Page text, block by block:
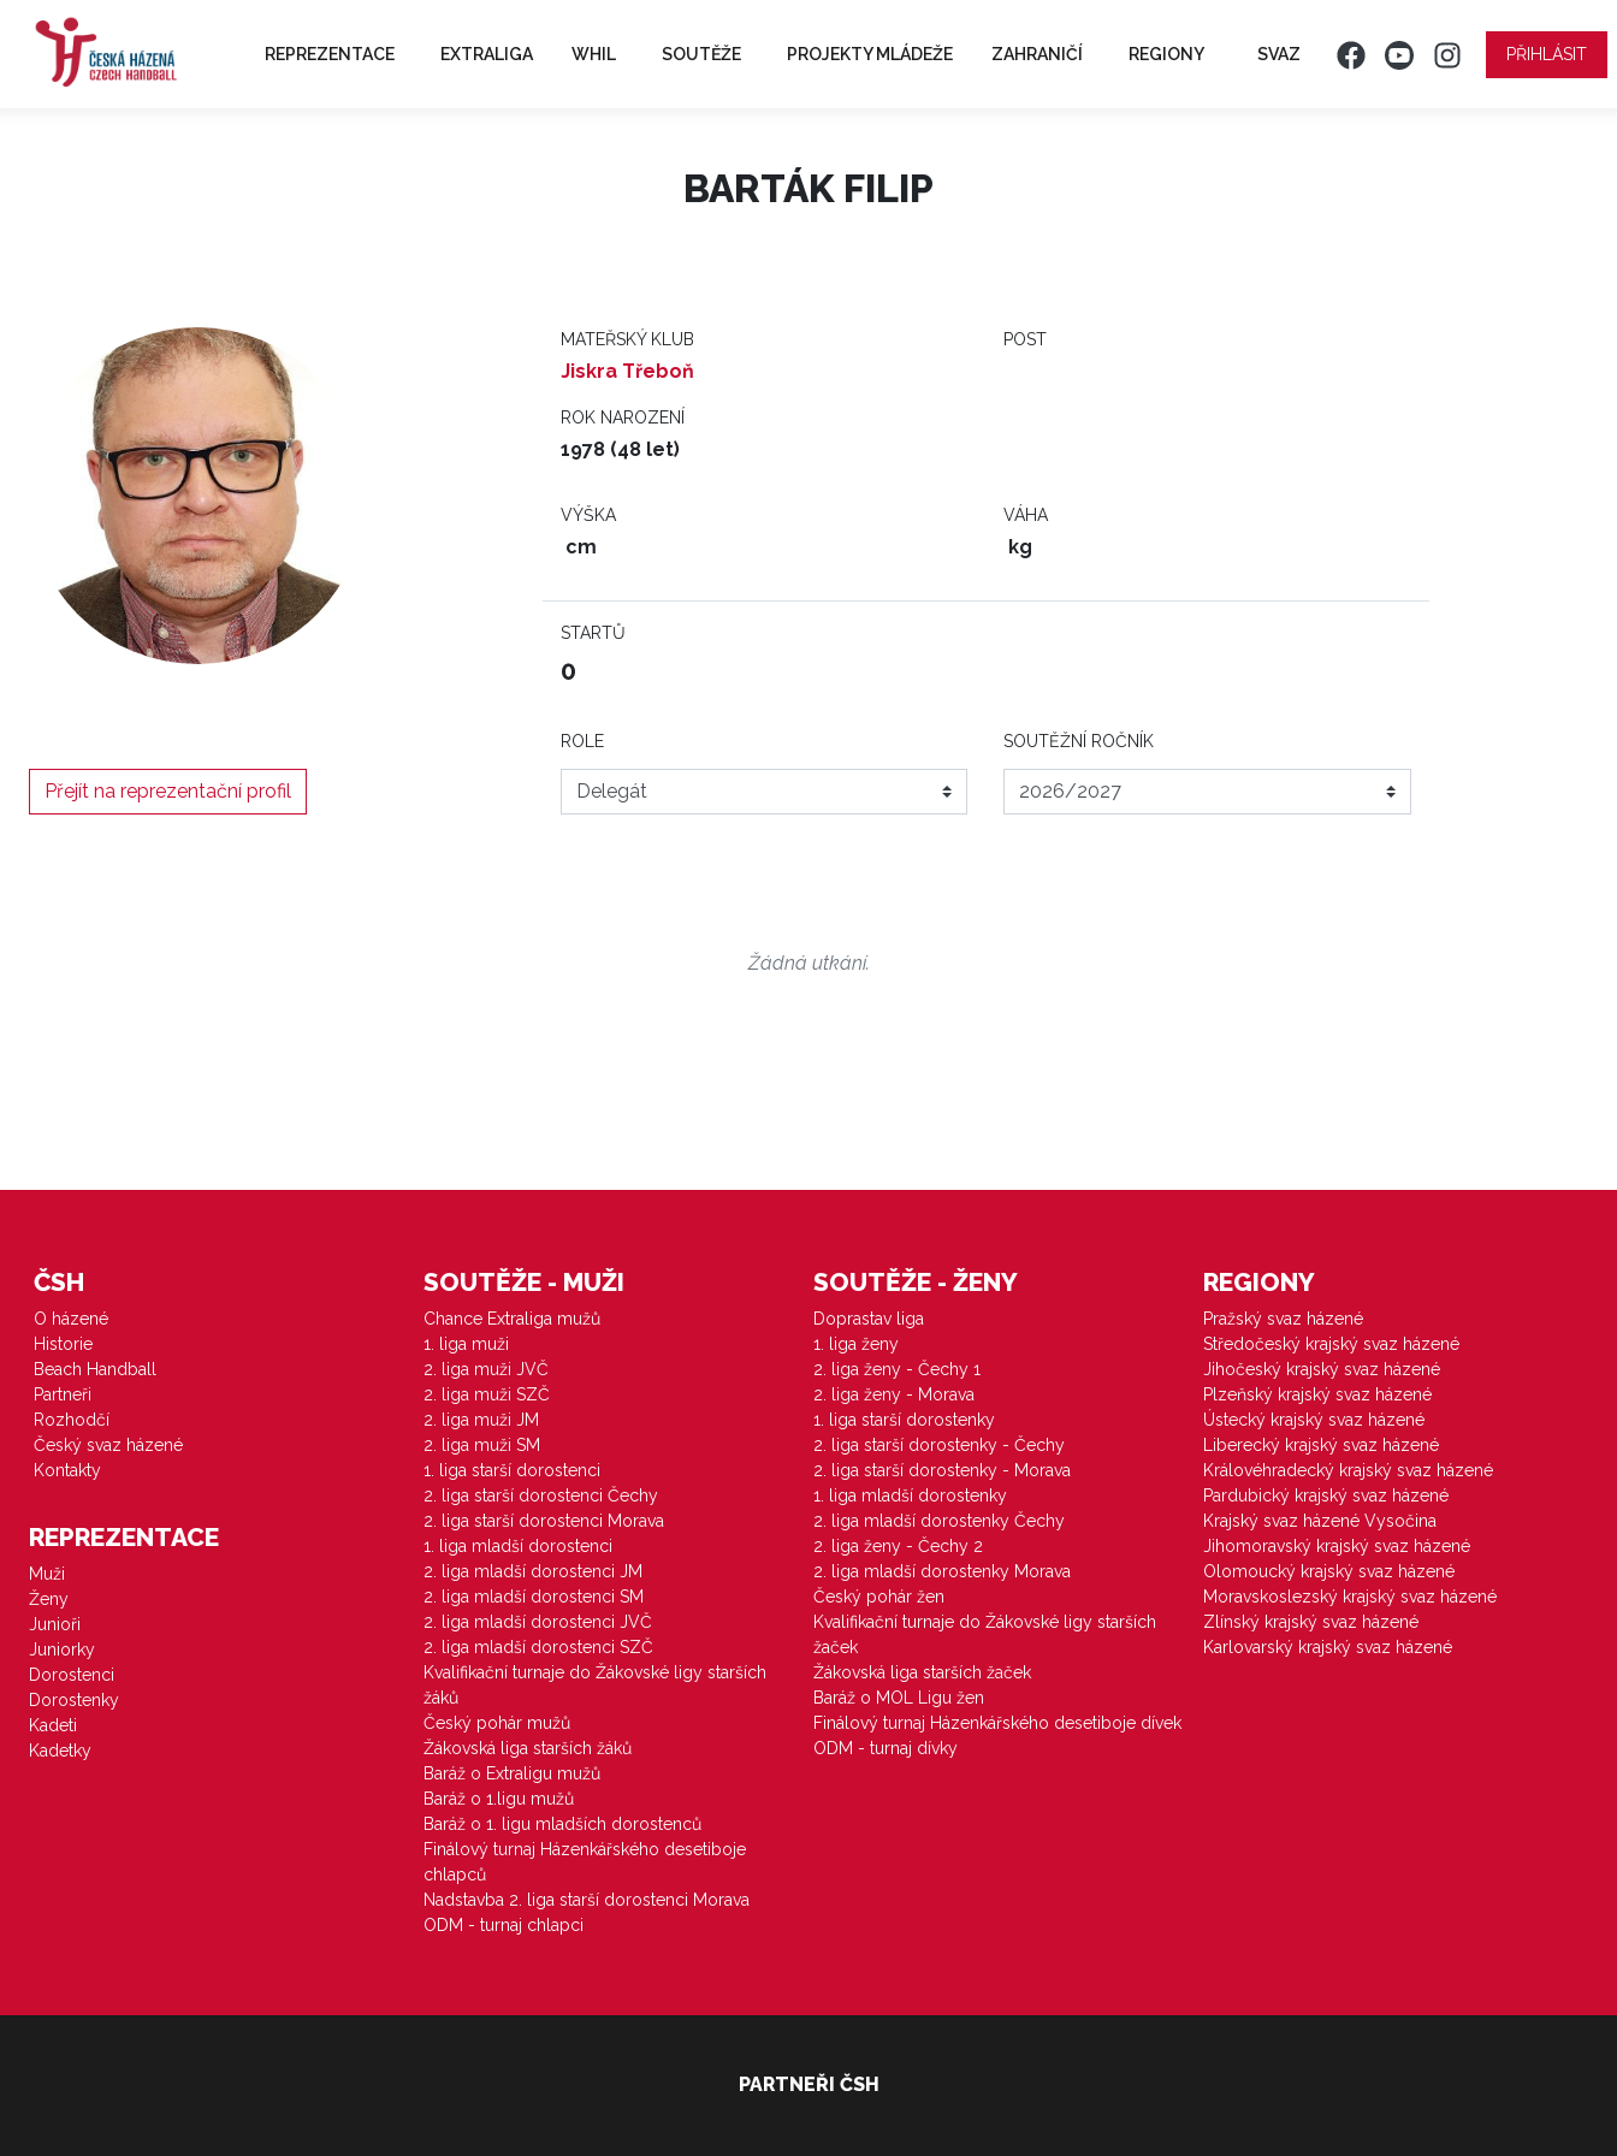
REPREZENTACE EXTRALIGA WHIL SOUTĚŽE PROJEKTY MLÁDEŽE ZAHRANIČÍ REGIONY SVAZ PŘIHLÁSIT
BARTÁK FILIP
MATEŘSKÝ KLUB
Jiskra Třeboň
POST
ROK NAROZENÍ
1978 (48 let)
VÝŠKA
cm
VÁHA
kg
STARTŮ
0
Přejít na reprezentační profil
ROLE SOUTĚŽNÍ ROČNÍK
Žádná utkání.
ČSH
O házené
Historie
Beach Handball
Partneři
Rozhodčí
Český svaz házené
Kontakty
REPREZENTACE
Muži
Ženy
Junioři
Juniorky
Dorostenci
Dorostenky
Kadeti
Kadetky
SOUTĚŽE - MUŽI
Chance Extraliga mužů
1. liga muži
2. liga muži JVČ
2. liga muži SZČ
2. liga muži JM
2. liga muži SM
1. liga starší dorostenci
2. liga starší dorostenci Čechy
2. liga starší dorostenci Morava
1. liga mladší dorostenci
2. liga mladší dorostenci JM
2. liga mladší dorostenci SM
2. liga mladší dorostenci JVČ
2. liga mladší dorostenci SZČ
Kvalifikační turnaje do Žákovské ligy starších
žáků
Český pohár mužů
Žákovská liga starších žáků
Baráž o Extraligu mužů
Baráž o 1.ligu mužů
Baráž o 1. ligu mladších dorostenců
Finálový turnaj Házenkářského desetiboje
chlapců
Nadstavba 2. liga starší dorostenci Morava
ODM - turnaj chlapci
SOUTĚŽE - ŽENY
Doprastav liga
1. liga ženy
2. liga ženy - Čechy 1
2. liga ženy - Morava
1. liga starší dorostenky
2. liga starší dorostenky - Čechy
2. liga starší dorostenky - Morava
1. liga mladší dorostenky
2. liga mladší dorostenky Čechy
2. liga ženy - Čechy 2
2. liga mladší dorostenky Morava
Český pohár žen
Kvalifikační turnaje do Žákovské ligy starších
žaček
Žákovská liga starších žaček
Baráž o MOL Ligu žen
Finálový turnaj Házenkářského desetiboje dívek
ODM - turnaj dívky
REGIONY
Pražský svaz házené
Středočeský krajský svaz házené
Jihočeský krajský svaz házené
Plzeňský krajský svaz házené
Ústecký krajský svaz házené
Liberecký krajský svaz házené
Královéhradecký krajský svaz házené
Pardubický krajský svaz házené
Krajský svaz házené Vysočina
Jihomoravský krajský svaz házené
Olomoucký krajský svaz házené
Moravskoslezský krajský svaz házené
Zlínský krajský svaz házené
Karlovarský krajský svaz házené
PARTNEŘI ČSH